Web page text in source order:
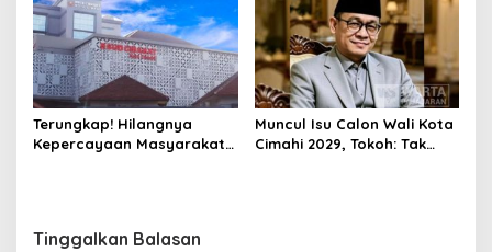
Terungkap! Hilangnya
Kepercayaan Masyarakat
Muncul Isu Calon Wali Kota
Cimahi 2029, Tokoh: Tak
Tinggalkan Balasan